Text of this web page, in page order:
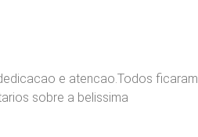
e atencao.Todos ficaram
sobre a belissima